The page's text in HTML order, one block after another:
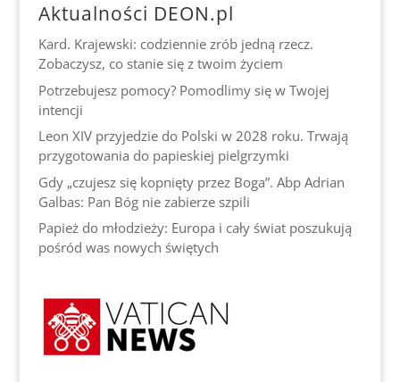
Aktualności DEON.pl
Kard. Krajewski: codziennie zrób jedną rzecz.
Zobaczysz, co stanie się z twoim życiem
Potrzebujesz pomocy? Pomodlimy się w Twojej
intencji
Leon XIV przyjedzie do Polski w 2028 roku. Trwają
przygotowania do papieskiej pielgrzymki
Gdy „czujesz się kopnięty przez Boga”. Abp Adrian
Galbas: Pan Bóg nie zabierze szpili
Papież do młodzieży: Europa i cały świat poszukują
pośród was nowych świętych